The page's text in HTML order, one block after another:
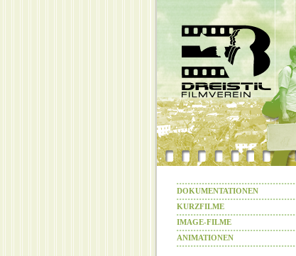
DOKUMENTATIONEN
KURZFILME
IMAGE-FILME
ANIMATIONEN